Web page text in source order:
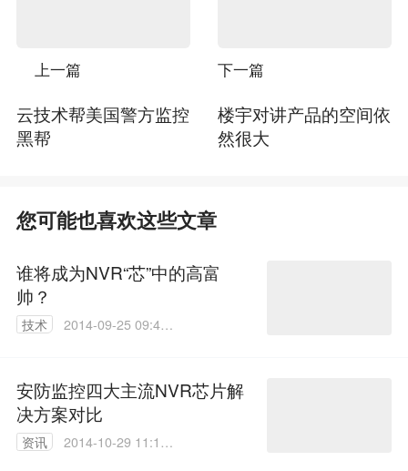
上一篇
云技术帮美国警方监控
黑帮
下一篇
楼宇对讲产品的空间依
然很大
您可能也喜欢这些文章
谁将成为NVR“芯”中的高富
帅？
技术
2014-09-25 09:48:
安防监控四大主流NVR芯片解
决方案对比
资讯
2014-10-29 11:13: